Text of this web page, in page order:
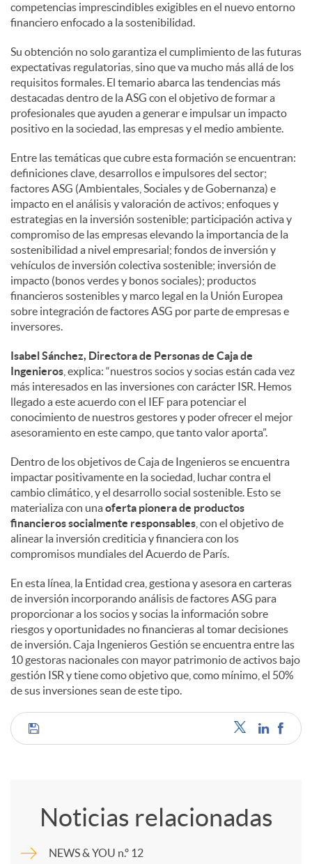
competencias imprescindibles exigibles en el nuevo entorno
financiero enfocado a la sostenibilidad.
Su obtención no solo garantiza el cumplimiento de las futuras
expectativas regulatorias, sino que va mucho más allá de los
requisitos formales. El temario abarca las tendencias más
destacadas dentro de la ASG con el objetivo de formar a
profesionales que ayuden a generar e impulsar un impacto
positivo en la sociedad, las empresas y el medio ambiente.
Entre las temáticas que cubre esta formación se encuentran:
definiciones clave, desarrollos e impulsores del sector;
factores ASG (Ambientales, Sociales y de Gobernanza) e
impacto en el análisis y valoración de activos; enfoques y
estrategias en la inversión sostenible; participación activa y
compromiso de las empresas elevando la importancia de la
sostenibilidad a nivel empresarial; fondos de inversión y
vehículos de inversión colectiva sostenible; inversión de
impacto (bonos verdes y bonos sociales); productos
financieros sostenibles y marco legal en la Unión Europea
sobre integración de factores ASG por parte de empresas e
inversores.
Isabel Sánchez, Directora de Personas de Caja de
Ingenieros , explica: “nuestros socios y socias están cada vez
más interesados en las inversiones con carácter ISR. Hemos
llegado a este acuerdo con el IEF para potenciar el
conocimiento de nuestros gestores y poder ofrecer el mejor
asesoramiento en este campo, que tanto valor aporta”.
Dentro de los objetivos de Caja de Ingenieros se encuentra
impactar positivamente en la sociedad, luchar contra el
cambio climático, y el desarrollo social sostenible. Esto se
materializa con unaoferta pionera de productos
financieros socialmente responsables , con el objetivo de
alinear la inversión crediticia y financiera con los
compromisos mundiales del Acuerdo de París.
En esta línea, la Entidad crea, gestiona y asesora en carteras
de inversión incorporando análisis de factores ASG para
proporcionar a los socios y socias la información sobre
riesgos y oportunidades no financieras al tomar decisiones
de inversión. Caja Ingenieros Gestión se encuentra entre las
10 gestoras nacionales con mayor patrimonio de activos bajo
gestión ISR y tiene como objetivo que, como mínimo, el 50%
de sus inversiones sean de este tipo.
C
m
Noticias relacionadas
NEWS & YOU n.º 12